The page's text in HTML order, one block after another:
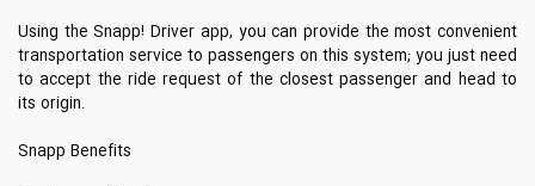
Using the Snapp! Driver app, you can provide the most convenient
transportation service to passengers on this system; you just need
to accept the ride request of the closest passenger and head to
its origin.
Snapp Benefits